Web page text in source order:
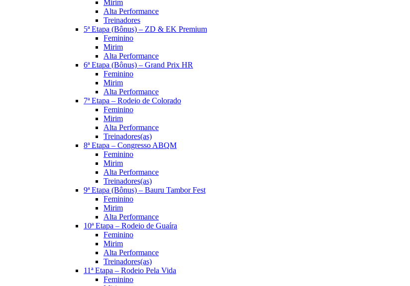
Mirim
Alta Performance
Treinadores
5ª Etapa (Bônus) – ZD & EK Premium
Feminino
Mirim
Alta Performance
6ª Etapa (Bônus) – Grand Prix HR
Feminino
Mirim
Alta Performance
7ª Etapa – Rodeio de Colorado
Feminino
Mirim
Alta Performance
Treinadores(as)
8ª Etapa – Congresso ABQM
Feminino
Mirim
Alta Performance
Treinadores(as)
9ª Etapa (Bônus) – Bauru Tambor Fest
Feminino
Mirim
Alta Performance
10ª Etapa – Rodeio de Guaíra
Feminino
Mirim
Alta Performance
Treinadores(as)
11ª Etapa – Rodeio Pela Vida
Feminino